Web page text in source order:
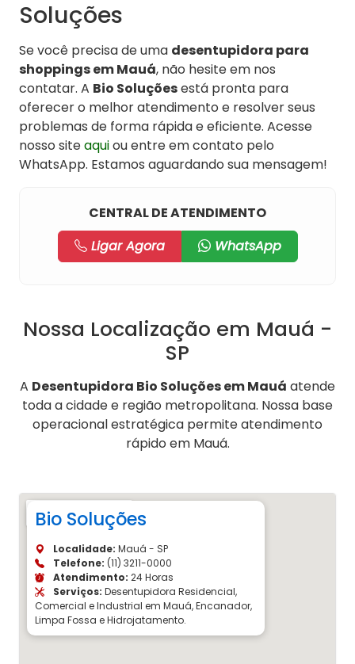
Soluções
Se você precisa de uma desentupidora para
shoppings em Mauá, não hesite em nos
contatar. A Bio Soluçõesestá pronta para
oferecer o melhor atendimento e resolver seus
problemas de forma rápida e eficiente. Acesse
nosso siteaquiou entre em contato pelo
WhatsApp. Estamos aguardando sua mensagem!
CENTRAL DE ATENDIMENTO
Ligar Agora
WhatsApp
Nossa Localização em Mauá -
SP
A Desentupidora Bio Soluções em Mauá atende
toda a cidade e região metropolitana. Nossa base
operacional estratégica permite atendimento
rápido em Mauá.
Bio Soluções
Localidade: Mauá - SP
Telefone: (11) 3211-0000
Atendimento: 24 Horas
Serviços: Desentupidora Residencial,
Comercial e Industrial em Mauá, Encanador,
Limpa Fossa e Hidrojatamento.